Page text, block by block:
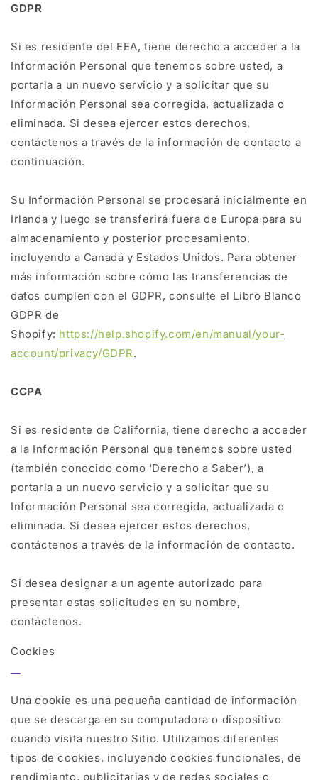
GDPR
Si es residente del EEA, tiene derecho a acceder a la
Información Personal que tenemos sobre usted, a
portarla a un nuevo servicio y a solicitar que su
Información Personal sea corregida, actualizada o
eliminada. Si desea ejercer estos derechos,
contáctenos a través de la información de contacto a
continuación.
Su Información Personal se procesará inicialmente en
Irlanda y luego se transferirá fuera de Europa para su
almacenamiento y posterior procesamiento,
incluyendo a Canadá y Estados Unidos. Para obtener
más información sobre cómo las transferencias de
datos cumplen con el GDPR, consulte el Libro Blanco
GDPR de
Shopify: https://help.shopify.com/en/manual/your-
account/privacy/GDPR.
CCPA
Si es residente de California, tiene derecho a acceder
a la Información Personal que tenemos sobre usted
(también conocido como ‘Derecho a Saber’), a
portarla a un nuevo servicio y a solicitar que su
Información Personal sea corregida, actualizada o
eliminada. Si desea ejercer estos derechos,
contáctenos a través de la información de contacto.
Si desea designar a un agente autorizado para
presentar estas solicitudes en su nombre,
contáctenos.
Cookies
Una cookie es una pequeña cantidad de información
que se descarga en su computadora o dispositivo
cuando visita nuestro Sitio. Utilizamos diferentes
tipos de cookies, incluyendo cookies funcionales, de
rendimiento, publicitarias y de redes sociales o